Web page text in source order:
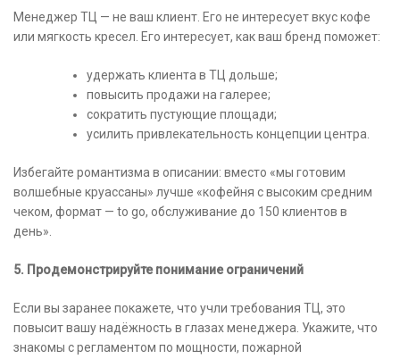
Менеджер ТЦ — не ваш клиент. Его не интересует вкус кофе
или мягкость кресел. Его интересует, как ваш бренд поможет:
удержать клиента в ТЦ дольше;
повысить продажи на галерее;
сократить пустующие площади;
усилить привлекательность концепции центра.
Избегайте романтизма в описании: вместо «мы готовим
волшебные круассаны» лучше «кофейня с высоким средним
чеком, формат — to go, обслуживание до 150 клиентов в
день».
5. Продемонстрируйте понимание ограничений
Если вы заранее покажете, что учли требования ТЦ, это
повысит вашу надёжность в глазах менеджера. Укажите, что
знакомы с регламентом по мощности, пожарной